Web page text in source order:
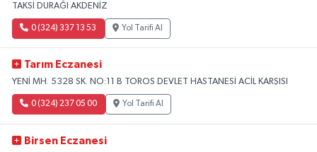
TAKSİ DURAĞI AKDENİZ
0 (324) 337 13 53 Yol Tarifi Al
Tarım Eczanesi
YENİ MH. 5328 SK. NO:11 B TOROS DEVLET HASTANESİ ACİL KARŞISI
0 (324) 237 05 00 Yol Tarifi Al
Birsen Eczanesi